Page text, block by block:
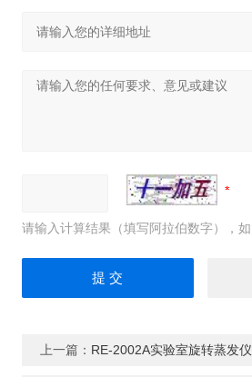
请输入计算结果（填写阿拉伯数字），
上一篇： RE-2002A实验室旋转蒸发仪